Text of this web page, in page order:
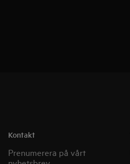
Kontakt
Prenumerera på vårt